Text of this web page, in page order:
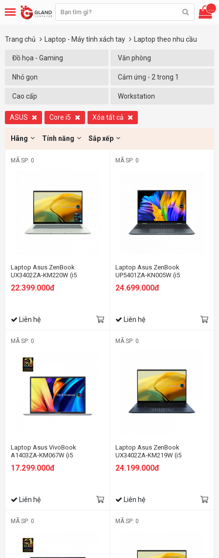
...
Trang chủ Laptop - Máy tính xách tay Laptop theo nhu cầu
Đồ họa - Gaming Văn phòng
Nhỏ gọn Cảm ứng - 2 trong 1
Cao cấp Workstation
ASUS Core i5 Xóa tất cả
Hãng Tính năng Sắp xếp
MÃ SP: 0
Laptop Asus ZenBook
UX3402ZA-KM220W (i5
Oled/Win11/Cáp/Túi/Bạc)
22.399.000đ
Liên hệ
MÃ SP: 0
Laptop Asus ZenBook
UP5401ZA-KN005W (i5
SSD/14 Oled Cảm
24.699.000đ
Liên hệ
MÃ SP: 0
Laptop Asus VivoBook
A1403ZA-KM067W (i5
12500H/8GB RAM/256GB
SSD/14 Oled/Win11/Bạc)
17.299.000đ
Liên hệ
MÃ SP: 0
Laptop Asus ZenBook
UX3402ZA-KM219W (i5
1240P/16GB RAM/512GB
SSD/14
24.199.000đ
Liên hệ
MÃ SP: 0 MÃ SP: 0